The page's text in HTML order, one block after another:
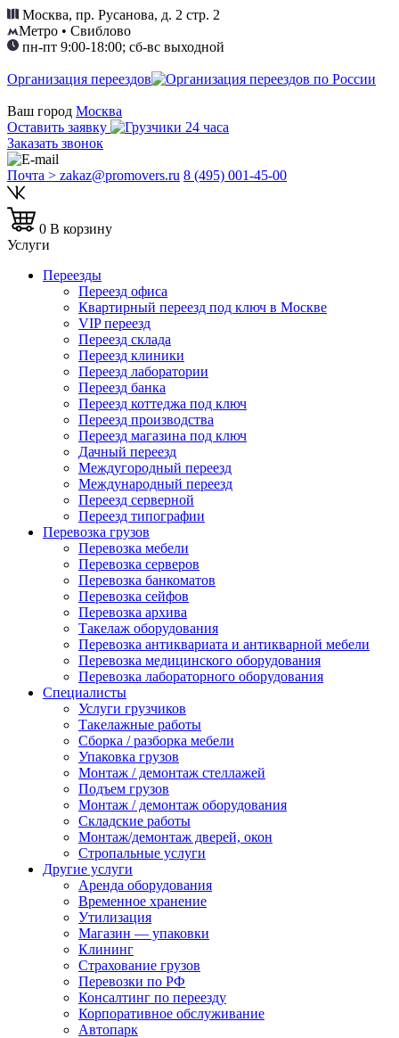
Москва, пр. Русанова, д. 2 стр. 2
Метро • Свиблово
пн-пт 9:00-18:00; сб-вс выходной
Организация переездов
Ваш город Москва
Оставить заявку
Заказать звонок
Почта > zakaz@promovers.ru 8 (495) 001-45-00
0 В корзину
Услуги
Переезды
Переезд офиса
Квартирный переезд под ключ в Москве
VIP переезд
Переезд склада
Переезд клиники
Переезд лаборатории
Переезд банка
Переезд коттеджа под ключ
Переезд производства
Переезд магазина под ключ
Дачный переезд
Междугородный переезд
Международный переезд
Переезд серверной
Переезд типографии
Перевозка грузов
Перевозка мебели
Перевозка серверов
Перевозка банкоматов
Перевозка сейфов
Перевозка архива
Такелаж оборудования
Перевозка антиквариата и антикварной мебели
Перевозка медицинского оборудования
Перевозка лабораторного оборудования
Специалисты
Услуги грузчиков
Такелажные работы
Сборка / разборка мебели
Упаковка грузов
Монтаж / демонтаж стеллажей
Подъем грузов
Монтаж / демонтаж оборудования
Складские работы
Монтаж/демонтаж дверей, окон
Стропальные услуги
Другие услуги
Аренда оборудования
Временное хранение
Утилизация
Магазин — упаковки
Клининг
Страхование грузов
Перевозки по РФ
Консалтинг по переезду
Корпоративное обслуживание
Автопарк